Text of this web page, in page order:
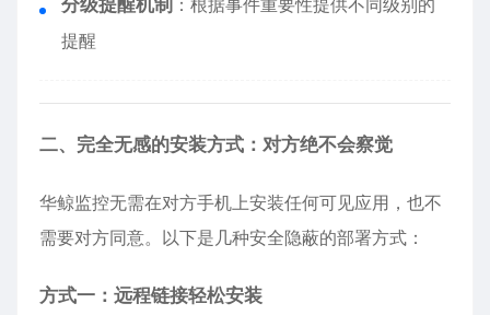
分级提醒机制 ：根据事件重要性提供不同级别的
提醒
二、完全无感的安装方式：对方绝不会察觉
华鲸监控无需在对方手机上安装任何可见应用，也不
需要对方同意。以下是几种安全隐蔽的部署方式：
方式一：远程链接轻松安装